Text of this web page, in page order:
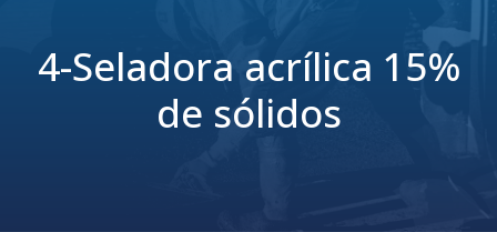
4-Seladora acrílica 15%
de sólidos